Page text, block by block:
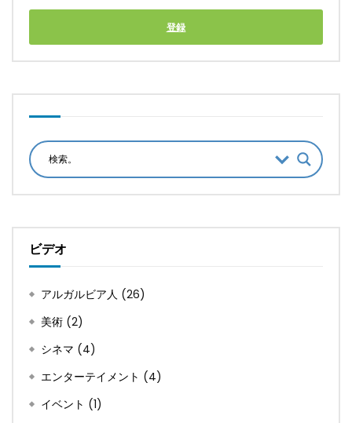
登録
ビデオ
アルガルビア人 (26)
美術 (2)
シネマ (4)
エンターテイメント (4)
イベント (1)